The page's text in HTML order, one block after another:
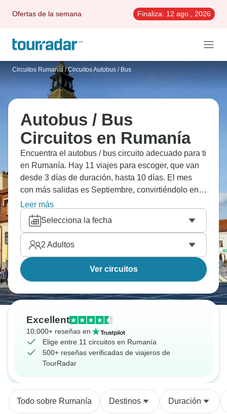
Ofertas de la semana Finaliza: 12 ago., 2026
Circuitos Rumanía / Circuitos Autobus / Bus
Autobus / Bus
Circuitos en Rumanía
Encuentra el autobus / bus circuito adecuado para ti
en Rumanía. Hay 11 viajes para escoger, que van
desde 3 días de duración, hasta 10 días. El mes
con más salidas es Septiembre, convirtiéndolo en
la época más popular para visitar Rumanía.
Leer más
Selecciona la fecha
2 Adultos
Ver circuitos
Excellent
10,000+ reseñas en
Elige entre 11 circuitos en Rumanía
500+ reseñas verificadas de viajeros de
TourRadar
Todo sobre Rumanía Destinos Duración